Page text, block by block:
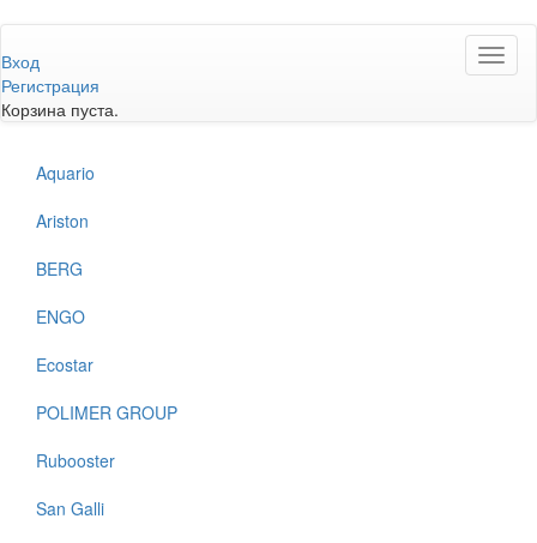
к
основному
содержанию
Вход
Регистрация
Корзина пуста.
Aquario
Ariston
BERG
ENGO
Ecostar
POLIMER GROUP
Rubooster
San Galli